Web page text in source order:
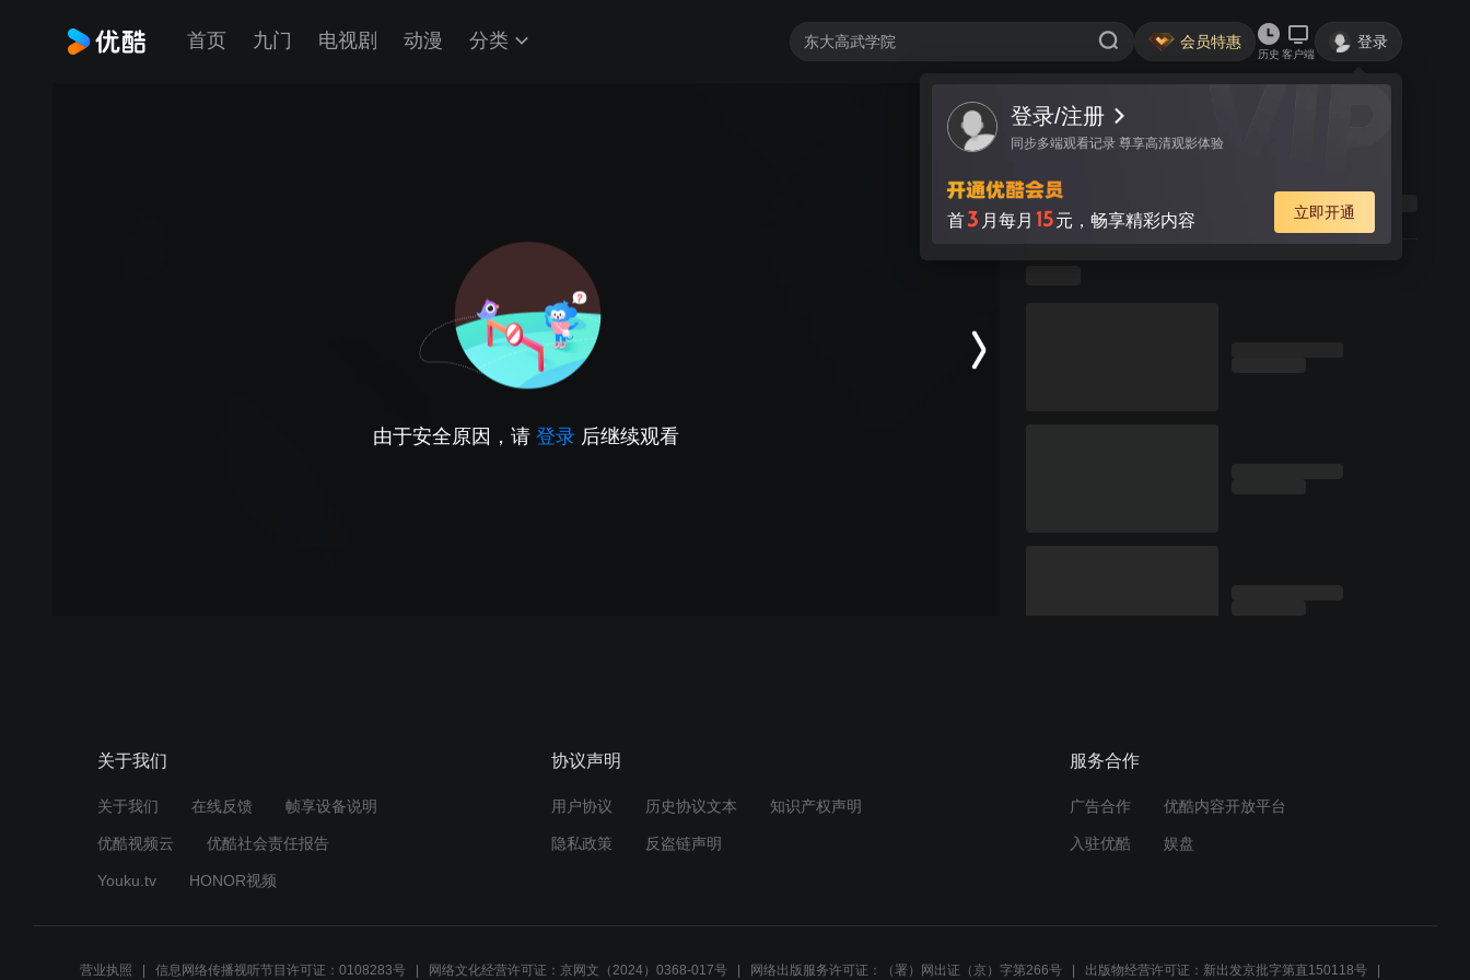
首页 九门 电视剧 动漫 分类 会员特惠
历史 客户端
登录
登录/注册
同步多端观看记录 尊享高清观影体验
首3 月每月 15元，畅享精彩内容 立即开通
由于安全原因，请 登录 后继续观看
关于我们
关于我们 在线反馈 帧享设备说明
优酷视频云 优酷社会责任报告
Youku.tv HONOR视频
协议声明
用户协议 历史协议文本 知识产权声明
隐私政策 反盗链声明
服务合作
广告合作 优酷内容开放平台
入驻优酷 娱盘
营业执照 信息网络传播视听节目许可证：0108283号 网络文化经营许可证：京网文（2024）0368-017号 网络出版服务许可证：（署）网出证（京）字第266号 出版物经营许可证：新出发京批字第直150118号